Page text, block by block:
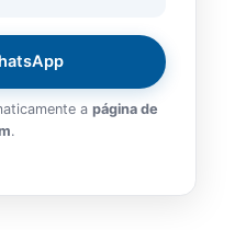
a página de
.